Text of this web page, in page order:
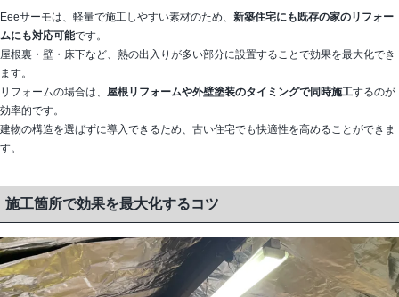
Eeeサーモは、軽量で施工しやすい素材のため、 新築住宅にも既存の家のリフォー
ムにも対応可能です。
屋根裏・壁・床下など、熱の出入りが多い部分に設置することで効果を最大化でき
ます。
リフォームの場合は、 屋根リフォームや外壁塗装のタイミングで同時施工するのが
効率的です。
建物の構造を選ばずに導入できるため、古い住宅でも快適性を高めることができま
す。
施工箇所で効果を最大化するコツ